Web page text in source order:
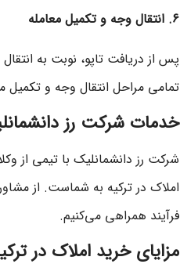
6. انتقال وجه و تکمیل معامله
پس از دریافت تاپو، نوبت به
تمامی مراحل انتقال وجه و تکمیل
خدمات شرکت رز
شرکت رز دانشمانلیک با تیمی از
املاک در ترکیه به شماست. از
فرآیند همراهی می‌کنیم.
مزایای خرید املاک در